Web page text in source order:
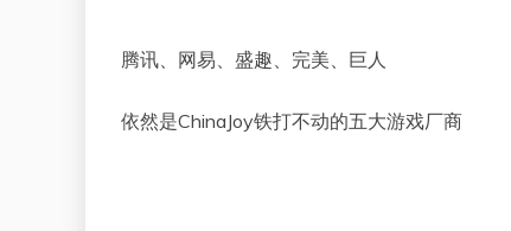
腾讯、网易、盛趣、完美、巨人
依然是ChinaJoy铁打不动的五大游戏厂商